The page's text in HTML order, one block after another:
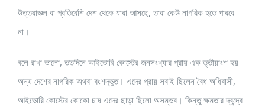
উত্তরাঞ্চল বা প্রতিবেশি দেশ থেকে যারা আসছে, তারা কেউ নাগরিক হতে পারবে
না।
বলে রাখা ভালো, ততদিনে আইভোরি কোস্টের জনসংখ্যার প্রায় এক তৃতীয়াংশ হয়
অন্য দেশের নাগরিক অথবা বংশদ্ভুত। এদের প্রায় সবাই ছিলেন বৈধ অধিবাসী,
আইভোরি কোস্টের কোকো চাষ এদের ছাড়া ছিলো অসম্ভব। কিন্তু ক্ষমতার দ্বন্দ্বে